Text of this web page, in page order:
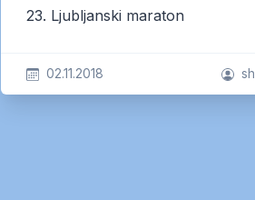
23. Ljubljanski maraton
02.11.2018